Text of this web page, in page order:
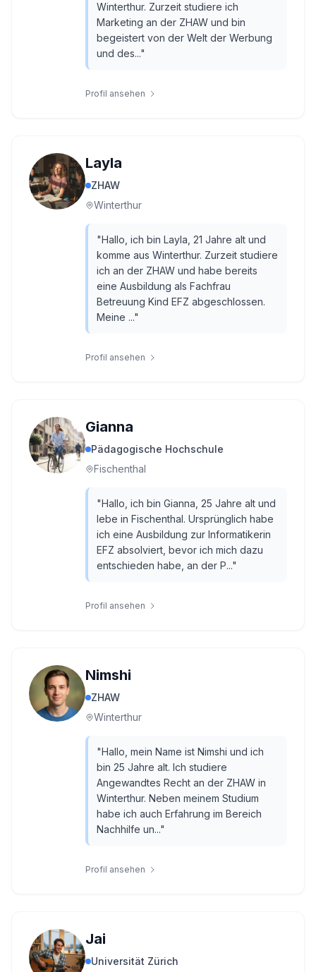
Winterthur. Zurzeit studiere ich
Marketing an der ZHAW und bin
begeistert von der Welt der Werbung
und des..."
Profil ansehen
Layla
ZHAW
Winterthur
"Hallo, ich bin Layla, 21 Jahre alt und
komme aus Winterthur. Zurzeit studiere
ich an der ZHAW und habe bereits
eine Ausbildung als Fachfrau
Betreuung Kind EFZ abgeschlossen.
Meine ..."
Profil ansehen
Gianna
Pädagogische Hochschule
Fischenthal
"Hallo, ich bin Gianna, 25 Jahre alt und
lebe in Fischenthal. Ursprünglich habe
ich eine Ausbildung zur Informatikerin
EFZ absolviert, bevor ich mich dazu
entschieden habe, an der P..."
Profil ansehen
Nimshi
ZHAW
Winterthur
"Hallo, mein Name ist Nimshi und ich
bin 25 Jahre alt. Ich studiere
Angewandtes Recht an der ZHAW in
Winterthur. Neben meinem Studium
habe ich auch Erfahrung im Bereich
Nachhilfe un..."
Profil ansehen
Jai
Universität Zürich